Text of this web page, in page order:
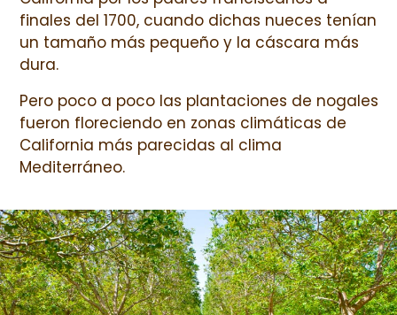
finales del 1700, cuando dichas nueces tenían
un tamaño más pequeño y la cáscara más
dura.
Pero poco a poco las plantaciones de nogales
fueron floreciendo en zonas climáticas de
California más parecidas al clima
Mediterráneo.